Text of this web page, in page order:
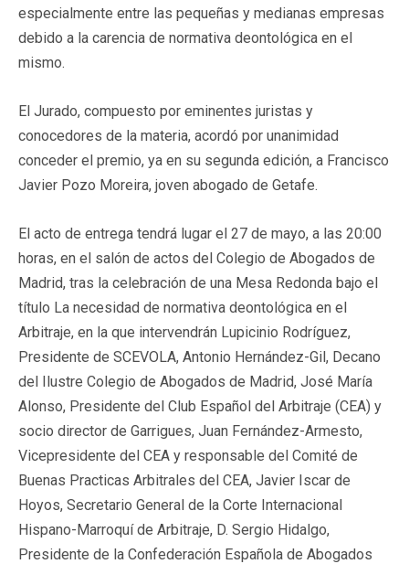
especialmente entre las pequeñas y medianas empresas
debido a la carencia de normativa deontológica en el
mismo.
El Jurado, compuesto por eminentes juristas y
conocedores de la materia, acordó por unanimidad
conceder el premio, ya en su segunda edición, a Francisco
Javier Pozo Moreira, joven abogado de Getafe.
El acto de entrega tendrá lugar el 27 de mayo, a las 20:00
horas, en el salón de actos del Colegio de Abogados de
Madrid, tras la celebración de una Mesa Redonda bajo el
título La necesidad de normativa deontológica en el
Arbitraje, en la que intervendrán Lupicinio Rodríguez,
Presidente de SCEVOLA, Antonio Hernández-Gil, Decano
del Ilustre Colegio de Abogados de Madrid, José María
Alonso, Presidente del Club Español del Arbitraje (CEA) y
socio director de Garrigues, Juan Fernández-Armesto,
Vicepresidente del CEA y responsable del Comité de
Buenas Practicas Arbitrales del CEA, Javier Iscar de
Hoyos, Secretario General de la Corte Internacional
Hispano-Marroquí de Arbitraje, D. Sergio Hidalgo,
Presidente de la Confederación Española de Abogados